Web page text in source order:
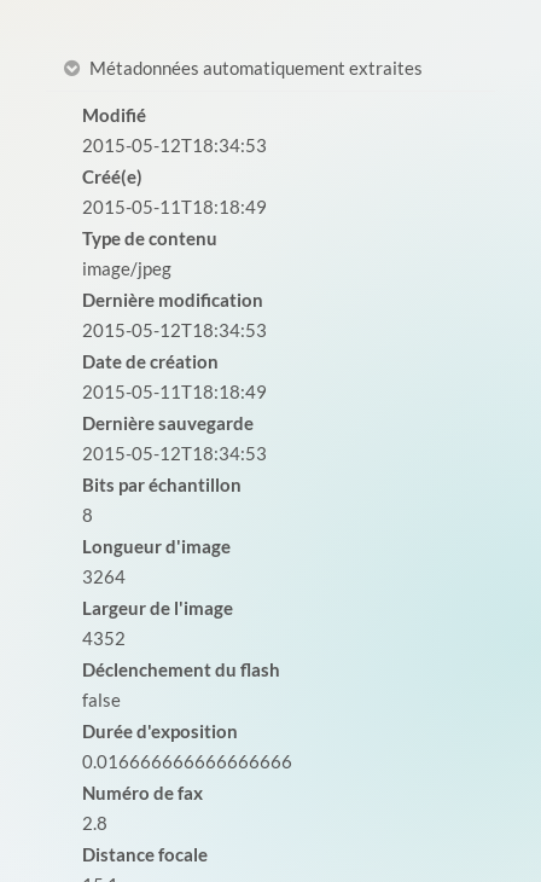
Métadonnées automatiquement extraites
Modifié
2015-05-12T18:34:53
Créé(e)
2015-05-11T18:18:49
Type de contenu
image/jpeg
Dernière modification
2015-05-12T18:34:53
Date de création
2015-05-11T18:18:49
Dernière sauvegarde
2015-05-12T18:34:53
Bits par échantillon
8
Longueur d'image
3264
Largeur de l'image
4352
Déclenchement du flash
false
Durée d'exposition
0.016666666666666666
Numéro de fax
2.8
Distance focale